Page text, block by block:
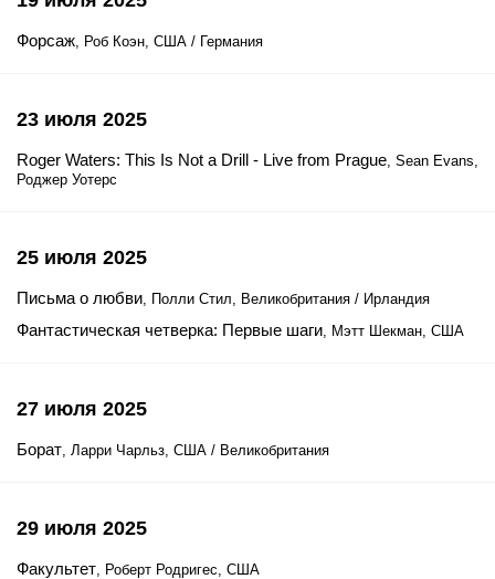
Форсаж, Роб Коэн, США / Германия
23 июля 2025
Roger Waters: This Is Not a Drill - Live from Prague, Sean Evans,
Роджер Уотерс
25 июля 2025
Письма о любви, Полли Стил, Великобритания / Ирландия
Фантастическая четверка: Первые шаги, Мэтт Шекман, США
27 июля 2025
Борат, Ларри Чарльз, США / Великобритания
29 июля 2025
Факультет, Роберт Родригес, США